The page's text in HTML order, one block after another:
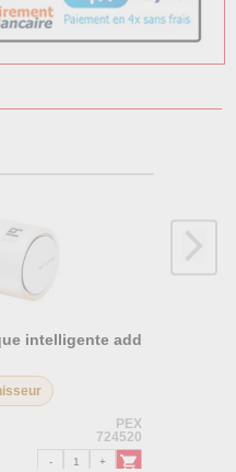
intelligente add
PEX
724520